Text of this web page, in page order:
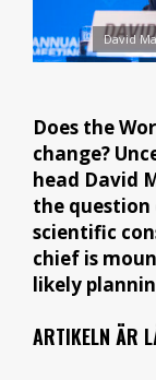
David
Does the
change?
head David
the question
scientific
chief is
likely
ARTIKELN ÄR